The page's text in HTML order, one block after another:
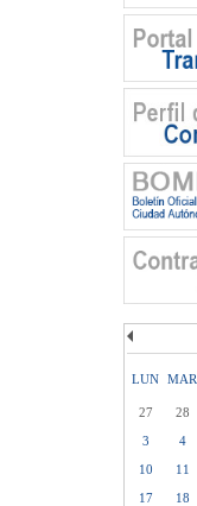
LUN MAR
27 28
3
4
10
11
17
18